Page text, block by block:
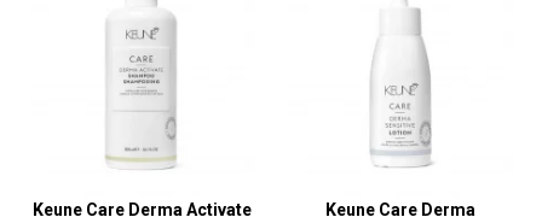
Keune Care Derma Activate
Keune Care Derma